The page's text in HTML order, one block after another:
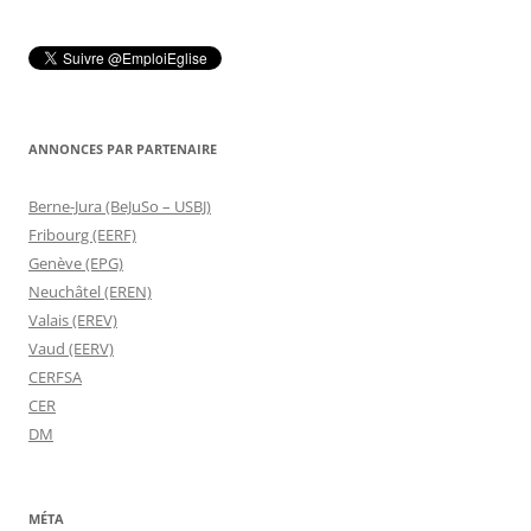
ANNONCES PAR PARTENAIRE
Berne-Jura (BeJuSo – USBJ)
Fribourg (EERF)
Genève (EPG)
Neuchâtel (EREN)
Valais (EREV)
Vaud (EERV)
CERFSA
CER
DM
MÉTA